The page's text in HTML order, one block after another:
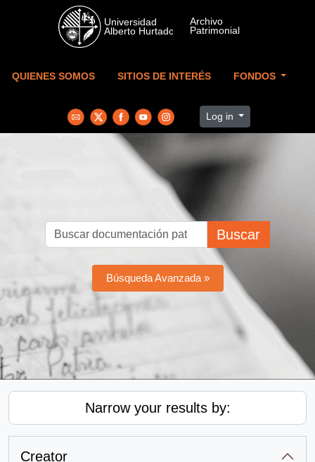
Skip to main content
QUIENES SOMOS SITIOS DE INTERÉS FONDOS
Log in
Buscar
Búsqueda Avanzada »
Narrow your results by:
Creator